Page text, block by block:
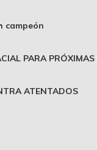
campeón
PARA PRÓXIMAS
ATENTADOS